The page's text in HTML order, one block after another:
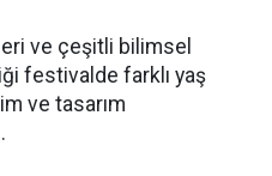
ve çeşitli bilimsel
festivalde farklı yaş
ve tasarım